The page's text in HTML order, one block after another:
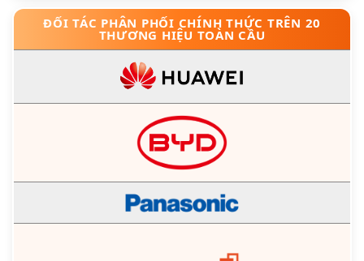
ĐỐI TÁC PHÂN PHỐI CHÍNH THỨC TRÊN 20
THƯƠNG HIỆU TOÀN CẦU